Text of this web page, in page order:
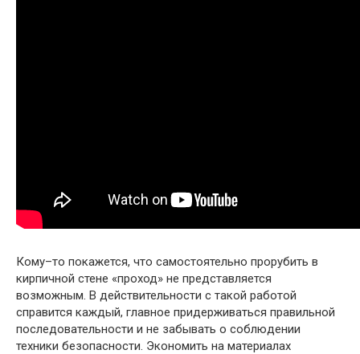
Кому–то покажется, что самостоятельно прорубить в
кирпичной стене «проход» не представляется
возможным. В действительности с такой работой
справится каждый, главное придерживаться правильной
последовательности и не забывать о соблюдении
техники безопасности. Экономить на материалах